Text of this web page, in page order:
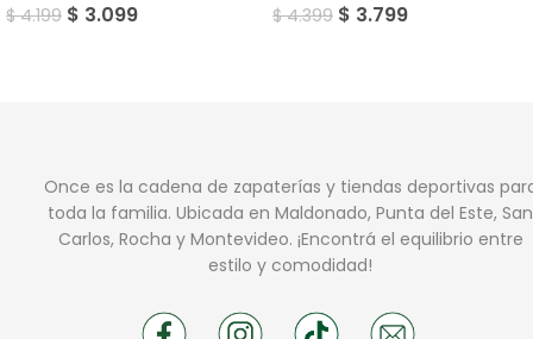
$4.199 $ 3.099 $4.399 $ 3.799
Once es la cadena de zapaterías y tiendas deportivas
toda la familia. Ubicada en Maldonado, Punta del Este, San
Carlos, Rocha y Montevideo. ¡Encontrá el equilibrio entre
estilo y comodidad!